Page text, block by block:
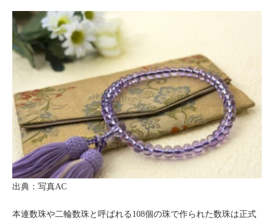
出典：写真AC
本連数珠や二輪数珠と呼ばれる108個の珠で作られた数珠は正式